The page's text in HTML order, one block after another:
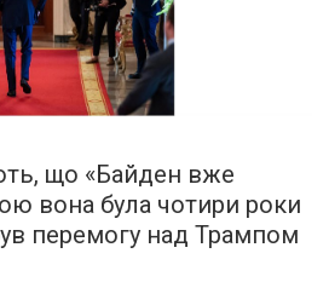
що «Байден вже
вона була чотири роки
перемогу над Трампом